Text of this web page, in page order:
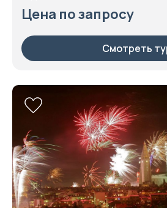
Цена по запросу
Смотреть